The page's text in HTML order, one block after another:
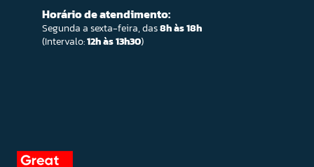
Horário de atendimento:
Segunda a sexta-feira, das8h às 18h
(Intervalo:12h às 13h30)